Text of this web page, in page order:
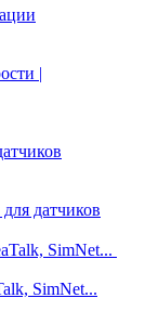
|
датчиков
SimNet...
SimNet...